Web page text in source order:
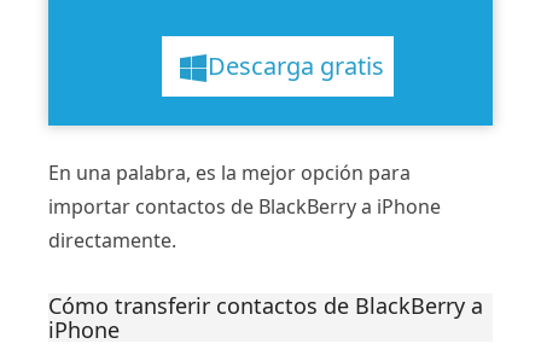
Descarga gratis
En una palabra, es la mejor opción para
importar contactos de BlackBerry a iPhone
directamente.
Cómo transferir contactos de BlackBerry a
iPhone